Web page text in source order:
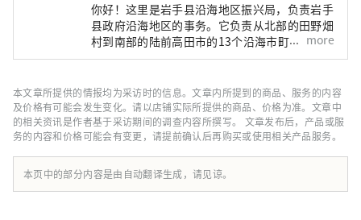
你好！这里是岩手县沿海地区振兴局，负责岩手
县政府沿海地区的事务。它负责从北部的田野畑
村到南部的陆前高田市的13个沿海市町村。
2011年3月11日，东日本大地震引发的巨大海啸
在世界各地的支持下，该地区已走上恢复之路。
我们还大力开展防灾教育，维护地震灾害遗迹和
民俗设施。您可以在导游的带领下漫步，体验重
建的历史。 【北方著名景点】 位于田野畑村的
北山崎、日本三大石灰岩洞穴之一的龙泉洞、以
及被誉为宫古市净土的纯白石海岸净土贺。山田
more
本文章所提供的情报均为采访时的信息。文章内所提到的商品、服务的内容
及价格有可能会发生变化。请以店铺实际所提供的商品、价格为准。文章中
的相关资讯是作者基于采访期间的调查内容所撰写。 文章发布后，产品或服
务的内容和价格可能会有变更，请提前确认后再购买或使用相关产品服务。
本页中的部分内容是由自动翻译生成，请见谅。